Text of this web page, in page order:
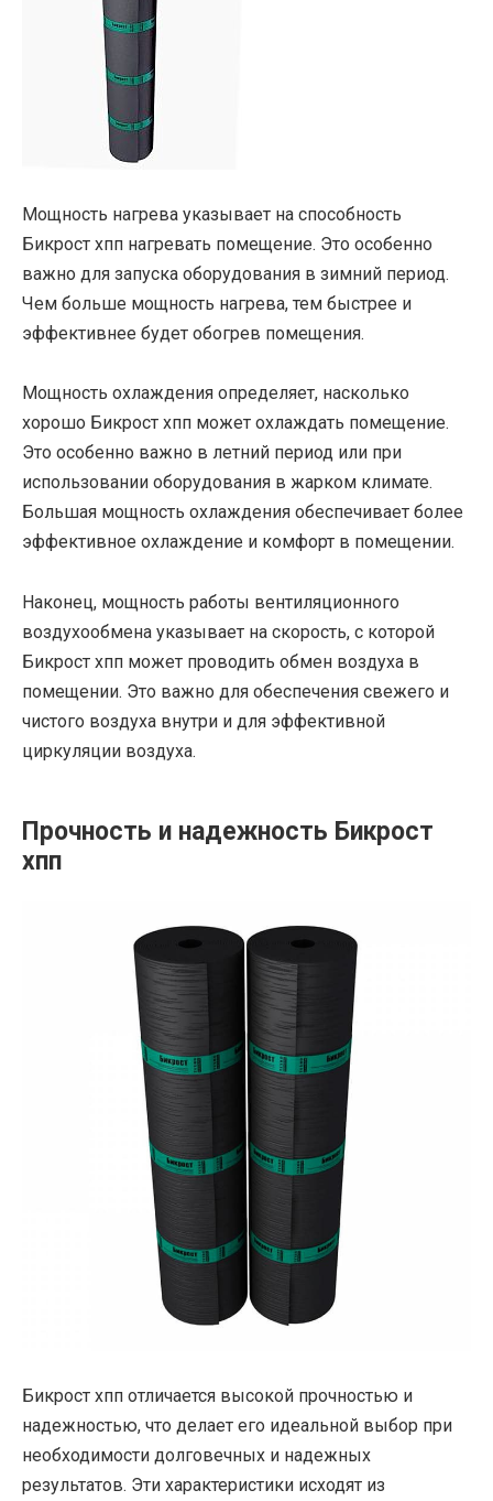
Мощность нагрева указывает на способность
Бикрост хпп нагревать помещение. Это особенно
важно для запуска оборудования в зимний период.
Чем больше мощность нагрева, тем быстрее и
эффективнее будет обогрев помещения.
Мощность охлаждения определяет, насколько
хорошо Бикрост хпп может охлаждать помещение.
Это особенно важно в летний период или при
использовании оборудования в жарком климате.
Большая мощность охлаждения обеспечивает более
эффективное охлаждение и комфорт в помещении.
Наконец, мощность работы вентиляционного
воздухообмена указывает на скорость, с которой
Бикрост хпп может проводить обмен воздуха в
помещении. Это важно для обеспечения свежего и
чистого воздуха внутри и для эффективной
циркуляции воздуха.
Прочность и надежность Бикрост
хпп
Бикрост хпп отличается высокой прочностью и
надежностью, что делает его идеальной выбор при
необходимости долговечных и надежных
результатов. Эти характеристики исходят из